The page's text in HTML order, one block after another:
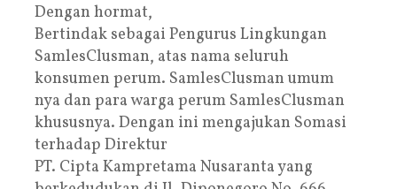
Dengan hormat,
Bertindak sebagai Pengurus Lingkungan
SamlesClusman, atas nama seluruh
konsumen perum. SamlesClusman umum
nya dan para warga perum SamlesClusman
khususnya. Dengan ini mengajukan Somasi
terhadap Direktur
PT. Cipta Kampretama Nusaranta yang